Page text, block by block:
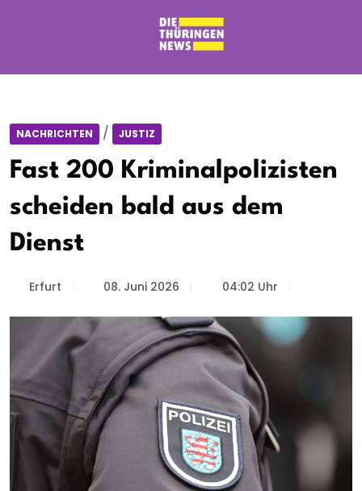
NACHRICHTEN / JUSTIZ
Fast 200 Kriminalpolizisten
scheiden bald aus dem
Dienst
Erfurt 08. Juni 2026 04:02 Uhr